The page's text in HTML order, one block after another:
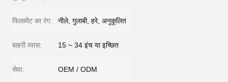
फिलामेंट का रंग: नीले, गुलाबी, हरे, अनुकूलित
बाहरी व्यास: 15 ~ 34 इंच या इच्छित
सेवा: OEM / ODM